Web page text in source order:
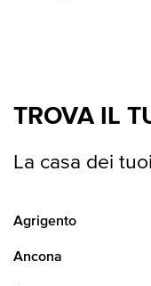
TROVA IL
La casa dei
Agrigento
Ancona